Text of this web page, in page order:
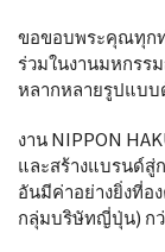
ขอขอบพระคุณทุก
ร่วมในงานมหกรร
หลากหลายรูปแบบ
งาน NIPPON
และสร้างแบรนด์สู่
อันมีค่าอย่างยิ่งที่อ
กลุ่มบริษัทญี่ปุ่น) กว่